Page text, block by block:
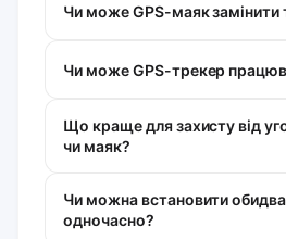
Чи може GPS-маяк замінити
Чи може GPS-трекер
Що краще для захисту від
чи маяк?
Чи можна встановити
одночасно?